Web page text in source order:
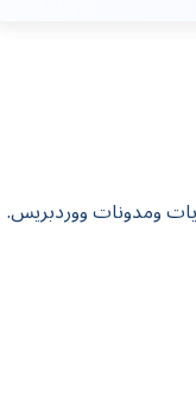
ومدونات ووردبريس.